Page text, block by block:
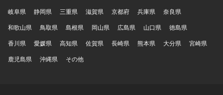
岐阜県
静岡県 三重県 滋賀県 京都府 兵庫県
奈良県
和歌山県
鳥取県 島根県 岡山県 広島県 山口県
徳島県
香川県
愛媛県 高知県 佐賀県 長崎県 熊本県 大分県
宮崎県
鹿児島県
沖縄県 その他